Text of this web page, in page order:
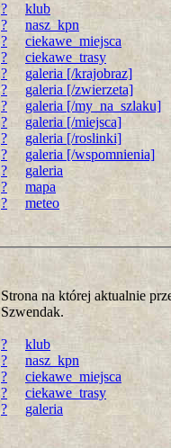
?
klub
?
nasz_kpn
?
ciekawe_miejsca
?
ciekawe_trasy
?
galeria [/krajobraz]
?
galeria [/zwierzeta]
?
galeria [/my_na_szlaku]
?
galeria [/miejsca]
?
galeria [/roslinki]
?
galeria [/wspomnienia]
?
galeria
?
mapa
?
meteo
Strona na której aktualnie
Szwendak.
?
klub
?
nasz_kpn
?
ciekawe_miejsca
?
ciekawe_trasy
?
galeria